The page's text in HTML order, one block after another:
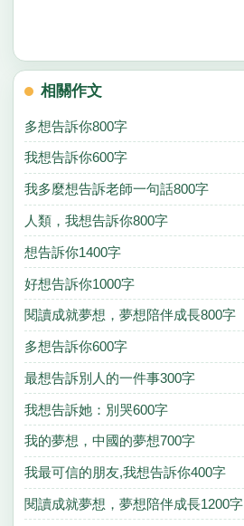
相關作文
多想告訴你800字
我想告訴你600字
我多麼想告訴老師一句話800字
人類，我想告訴你800字
想告訴你1400字
好想告訴你1000字
閱讀成就夢想，夢想陪伴成長800字
多想告訴你600字
最想告訴別人的一件事300字
我想告訴她：別哭600字
我的夢想，中國的夢想700字
我最可信的朋友,我想告訴你400字
閱讀成就夢想，夢想陪伴成長1200字